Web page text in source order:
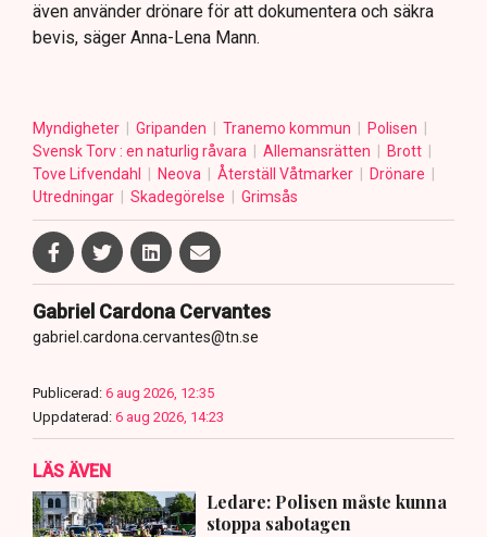
även använder drönare för att dokumentera och säkra
bevis, säger Anna-Lena Mann.
Myndigheter Gripanden Tranemo kommun
Polisen
Svensk Torv : en naturlig råvara
Allemansrätten
Brott
Tove Lifvendahl
Neova Återställ Våtmarker
Drönare
Utredningar
Skadegörelse Grimsås
Gabriel Cardona Cervantes
gabriel.cardona.cervantes@tn.se
Publicerad: 6 aug 2026, 12:35
Uppdaterad: 6 aug 2026, 14:23
LÄS ÄVEN
Ledare: Polisen måste kunna
stoppa sabotagen